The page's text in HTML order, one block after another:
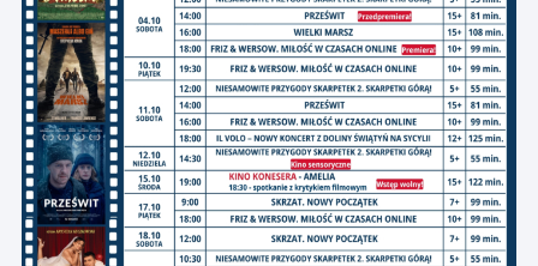
Zajęcia stałe
Kontakt
O nas